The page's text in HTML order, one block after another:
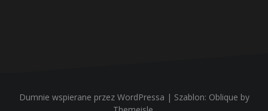
Dumnie wspierane przez WordPressa | Szablon: Oblique by